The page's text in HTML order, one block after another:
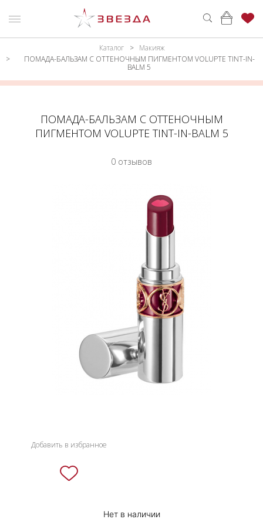
КАТАЛОГ
КОНТАКТЫ
ПАРФЮМЕРИЯ
Каталог
Макияж
ПОМАДА-БАЛЬЗАМ С ОТТЕНОЧНЫМ ПИГМЕНТОМ VOLUPTE TINT-IN-
BALM 5
ПОМАДА-БАЛЬЗАМ С ОТТЕНОЧНЫМ
ПИГМЕНТОМ VOLUPTE TINT-IN-BALM 5
0 отзывов
Нет в наличии
Добавить в избранное